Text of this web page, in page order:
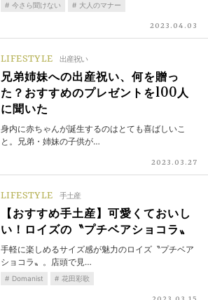
今さら聞けない 大人のマナー
2023.04.03
LIFESTYLE 出産祝い
兄弟姉妹への出産祝い、何を贈っ
た？おすすめのプレゼントを100人
に聞いた
身内に赤ちゃんが誕生するのはとても喜ばしいこ
と。兄弟・姉妹の子供が…
2023.03.27
LIFESTYLE 手土産
【おすすめ手土産】可愛くておいし
い！ロイズの〝プチベアショコラ〟
手軽に楽しめるサイズ感が魅力のロイズ〝プチベア
ショコラ〟。店頭で見…
Domanist 花田彩歌